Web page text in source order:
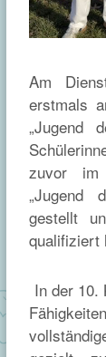
Am
erstmals
„Jugend
zuvor im
„Jugend
gestellt
qualifiziert
In der 10.